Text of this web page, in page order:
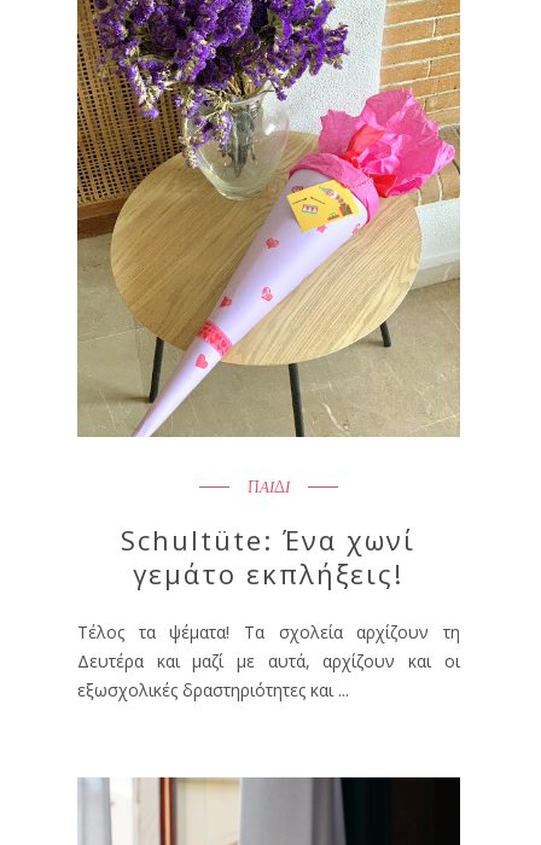
ΠΑΙΔΙ
Schultüte: Ένα χωνί
γεμάτο εκπλήξεις!
Τέλος τα ψέματα! Τα σχολεία αρχίζουν τη
Δευτέρα και μαζί με αυτά, αρχίζουν και οι
εξωσχολικές δραστηριότητες και ...